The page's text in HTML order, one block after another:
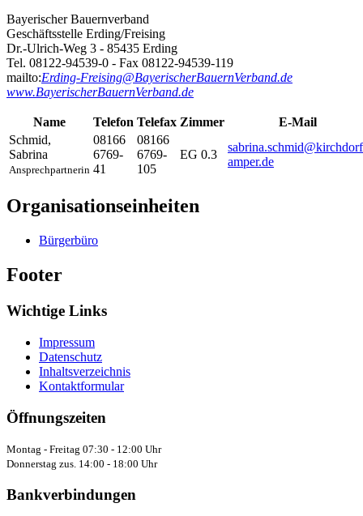
Bayerischer Bauernverband
Geschäftsstelle Erding/Freising
Dr.-Ulrich-Weg 3 - 85435 Erding
Tel. 08122-94539-0 - Fax 08122-94539-119
mailto:Erding-Freising@BayerischerBauernVerband.de
www.BayerischerBauernVerband.de
Name Telefon Telefax Zimmer
E-Mail
Schmid,
Sabrina
Ansprechpartnerin
08166
6769-
41
08166
6769-
105
EG 0.3
amper.de
Organisationseinheiten
Bürgerbüro
Footer
Wichtige Links
Impressum
Datenschutz
Inhaltsverzeichnis
Kontaktformular
Öffnungszeiten
Montag - Freitag 07:30 - 12:00 Uhr
Donnerstag zus. 14:00 - 18:00 Uhr
Bankverbindungen